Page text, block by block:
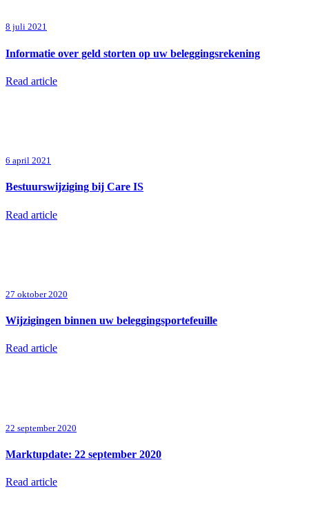
8 juli 2021
Informatie over geld storten op uw beleggingsrekening
Read article
6 april 2021
Bestuurswijziging bij Care IS
Read article
27 oktober 2020
Wijzigingen binnen uw beleggingsportefeuille
Read article
22 september 2020
Marktupdate: 22 september 2020
Read article